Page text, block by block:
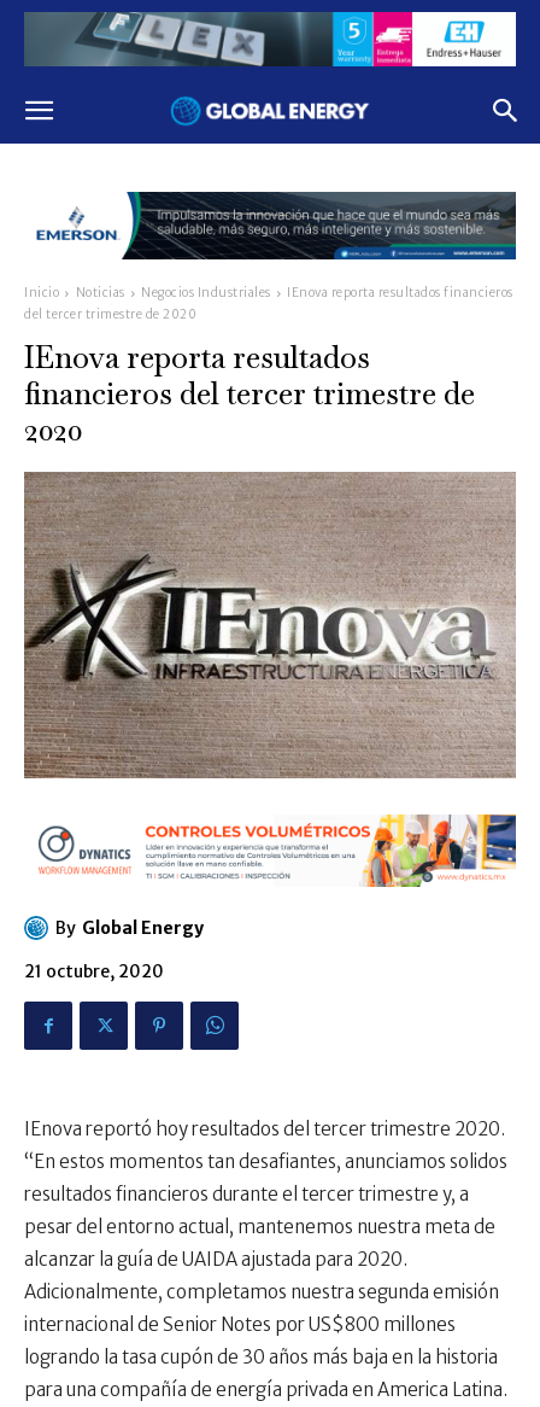
Inicio Noticias Negocios Industriales
IEnova reporta resultados financieros
del tercer trimestre de 2020
IEnova reporta resultados
financieros del tercer trimestre de
2020
By Global Energy
21 octubre, 2020
IEnova reportó hoy resultados del tercer trimestre 2020.
“En estos momentos tan desafiantes, anunciamos solidos
resultados financieros durante el tercer trimestre y, a
pesar del entorno actual, mantenemos nuestra meta de
alcanzar la guía de UAIDA ajustada para 2020.
Adicionalmente, completamos nuestra segunda emisión
internacional de Senior Notes por US$800 millones
logrando la tasa cupón de 30 años más baja en la historia
para una compañía de energía privada en America Latina.